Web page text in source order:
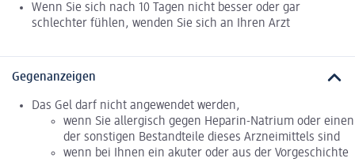
Wenn Sie sich nach 10 Tagen nicht besser oder gar
schlechter fühlen, wenden Sie sich an Ihren Arzt
Gegenanzeigen
Das Gel darf nicht angewendet werden,
wenn Sie allergisch gegen Heparin-Natrium oder einen
der sonstigen Bestandteile dieses Arzneimittels sind
wenn bei Ihnen ein akuter oder aus der Vorgeschichte